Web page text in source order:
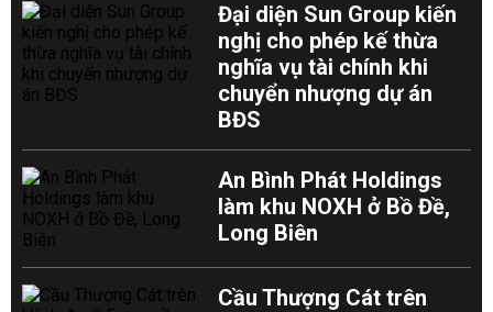
Đại diện Sun Group kiến
nghị cho phép kế thừa
nghĩa vụ tài chính khi
chuyển nhượng dự án
BĐS
An Bình Phát Holdings
làm khu NOXH ở Bồ Đề,
Long Biên
Cầu Thượng Cát trên